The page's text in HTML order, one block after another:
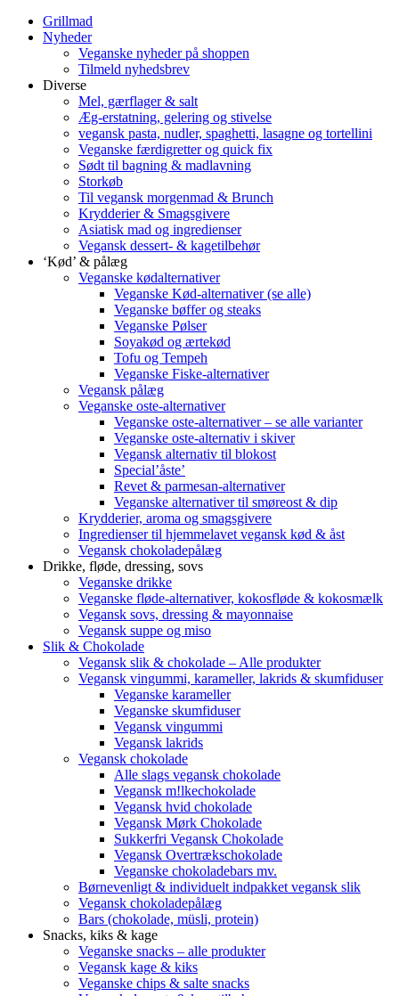
Grillmad
Nyheder
Veganske nyheder på shoppen
Tilmeld nyhedsbrev
Diverse
Mel, gærflager & salt
Æg-erstatning, gelering og stivelse
vegansk pasta, nudler, spaghetti, lasagne og tortellini
Veganske færdigretter og quick fix
Sødt til bagning & madlavning
Storkøb
Til vegansk morgenmad & Brunch
Krydderier & Smagsgivere
Asiatisk mad og ingredienser
Vegansk dessert- & kagetilbehør
‘Kød’ & pålæg
Veganske kødalternativer
Veganske Kød-alternativer (se alle)
Veganske bøffer og steaks
Veganske Pølser
Soyakød og ærtekød
Tofu og Tempeh
Veganske Fiske-alternativer
Vegansk pålæg
Veganske oste-alternativer
Veganske oste-alternativer – se alle varianter
Veganske oste-alternativ i skiver
Vegansk alternativ til blokost
Special’åste’
Revet & parmesan-alternativer
Veganske alternativer til smøreost & dip
Krydderier, aroma og smagsgivere
Ingredienser til hjemmelavet vegansk kød & åst
Vegansk chokoladepålæg
Drikke, fløde, dressing, sovs
Veganske drikke
Veganske fløde-alternativer, kokosfløde & kokosmælk
Vegansk sovs, dressing & mayonnaise
Vegansk suppe og miso
Slik & Chokolade
Vegansk slik & chokolade – Alle produkter
Vegansk vingummi, karameller, lakrids & skumfiduser
Veganske karameller
Veganske skumfiduser
Vegansk vingummi
Vegansk lakrids
Vegansk chokolade
Alle slags vegansk chokolade
Vegansk m!lkechokolade
Vegansk hvid chokolade
Vegansk Mørk Chokolade
Sukkerfri Vegansk Chokolade
Vegansk Overtrækschokolade
Veganske chokoladebars mv.
Børnevenligt & individuelt indpakket vegansk slik
Vegansk chokoladepålæg
Bars (chokolade, müsli, protein)
Snacks, kiks & kage
Veganske snacks – alle produkter
Vegansk kage & kiks
Veganske chips & salte snacks